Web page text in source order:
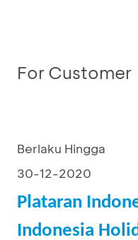
For Customer
Berlaku Hingga
30-12-2020
Plataran
Indonesia